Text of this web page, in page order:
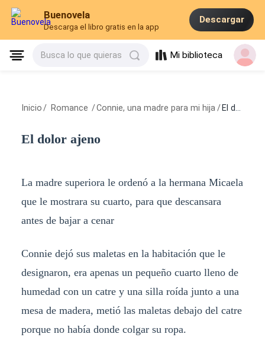
Buenovela
Descarga el libro gratis en la app
Descargar
Busca lo que quieras Mi biblioteca
Inicio / Romance /Connie, una madre para mi hija / El dolor ajeno
El dolor ajeno
La madre superiora le ordenó a la hermana Micaela
que le mostrara su cuarto, para que descansara
antes de bajar a cenar
Connie dejó sus maletas en la habitación que le
designaron, era apenas un pequeño cuarto lleno de
humedad con un catre y una silla roída junto a una
mesa de madera, metió las maletas debajo del catre
porque no había donde colgar su ropa.